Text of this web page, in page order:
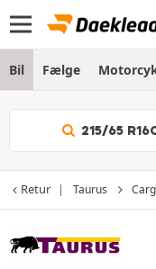
Bil Fælge
215/65
Retur Taurus